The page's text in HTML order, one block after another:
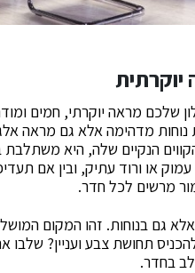
יוקרתית
שלכם מראה יוקרתי, חמים
מדהימה אלא גם מראה
הנקיים שלה, היא משתלבת
עמוק או ורוד עתיק, ובין אם
מרשים לכל חדר.
גם בנוחות. זהו המקום
תחושת צבע ועניין? שלבו
בחדר.